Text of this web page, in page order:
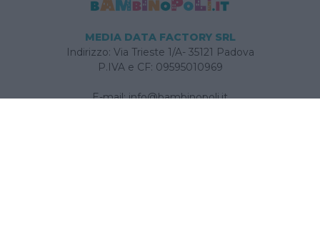
MEDIA DATA FACTORY SRL
Indirizzo: Via Trieste 1/A- 35121 Padova
P.IVA e CF: 09595010969
E-mail:info@bambinopoli.it